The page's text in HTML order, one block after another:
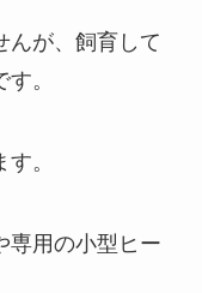
んが、飼育して
。
。
専用の小型ヒー